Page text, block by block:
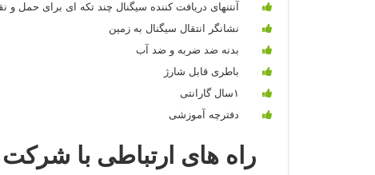
آنتنهای دریافت کننده سیگنال چند تکه ای برای حمل و
نشانگر انتقال سیگنال به زمین
بدنه ضد ضربه و ضد آب
باطری قابل شارژ
دفترچه آموزشی
راه های ارتباطی با شرکت